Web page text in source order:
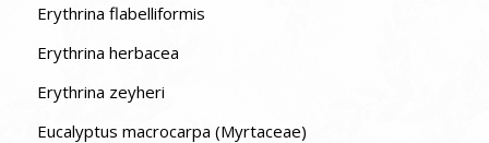
Erythrina flabelliformis
Erythrina herbacea
Erythrina zeyheri
Eucalyptus macrocarpa (Myrtaceae)